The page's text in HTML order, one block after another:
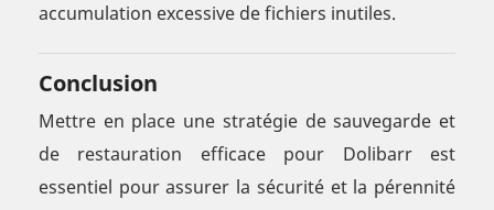
accumulation excessive de fichiers inutiles.
Conclusion
Mettre en place une stratégie de sauvegarde et
de restauration efficace pour Dolibarr est
essentiel pour assurer la sécurité et la pérennité